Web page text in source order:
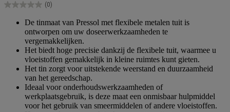
5
(0)
0.0
sterren.
De tinmaat van Pressol met flexibele metalen tuit is
ontworpen om uw doseerwerkzaamheden te
vergemakkelijken.
Het biedt hoge precisie dankzij de flexibele tuit, waarmee u
vloeistoffen gemakkelijk in kleine ruimtes kunt gieten.
Het tin zorgt voor uitstekende weerstand en duurzaamheid
van het gereedschap.
Ideaal voor onderhoudswerkzaamheden of
werkplaatsgebruik, is deze maat een onmisbaar hulpmiddel
voor het gebruik van smeermiddelen of andere vloeistoffen.